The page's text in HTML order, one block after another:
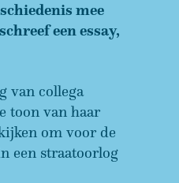
mee
een essay,
van collega
toon van haar
om voor de
een straatoorlog